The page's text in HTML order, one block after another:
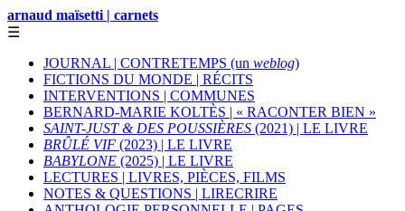
arnaud maïsetti | carnets
☰
JOURNAL | CONTRETEMPS (un weblog)
FICTIONS DU MONDE | RÉCITS
INTERVENTIONS | COMMUNES
BERNARD-MARIE KOLTÈS | « RACONTER BIEN »
SAINT-JUST & DES POUSSIÈRES (2021) | LE LIVRE
BRÛLÉ VIF (2023) | LE LIVRE
BABYLONE (2025) | LE LIVRE
LECTURES | LIVRES, PIÈCES, FILMS
NOTES & QUESTIONS | LIRECRIRE